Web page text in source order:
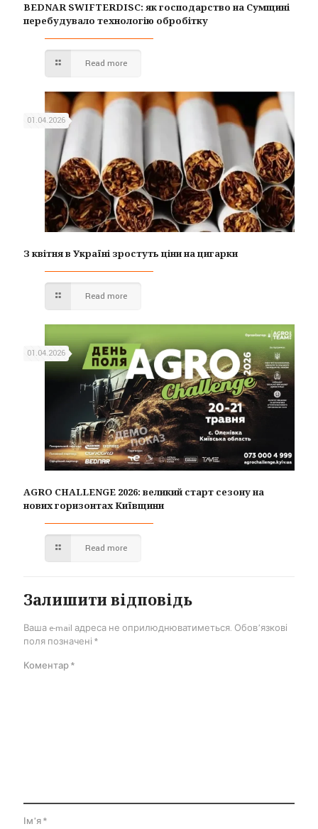
BEDNAR SWIFTERDISC: як господарство на Сумщині
перебудувало технологію обробітку
Read more
01.04.2026
З квітня в Україні зростуть ціни на цигарки
Read more
01.04.2026
AGRO CHALLENGE 2026: великий старт сезону на
нових горизонтах Київщини
Read more
Залишити відповідь
Ваша e-mail адреса не оприлюднюватиметься. Обов’язкові
поля позначені *
Коментар*
Ім'я*